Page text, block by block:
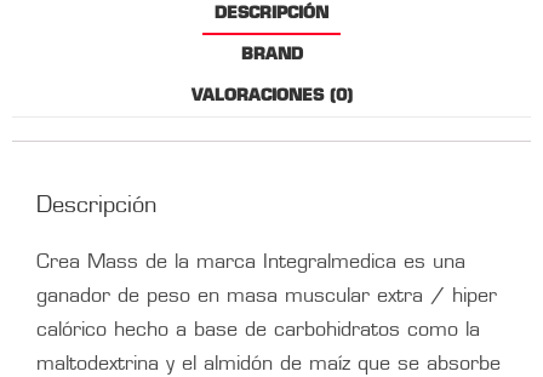
DESCRIPCIÓN
BRAND
VALORACIONES (0)
Descripción
Crea Mass de la marca Integralmedica es una
ganador de peso en masa muscular extra / hiper
calórico hecho a base de carbohidratos como la
maltodextrina y el almidón de maíz que se absorbe